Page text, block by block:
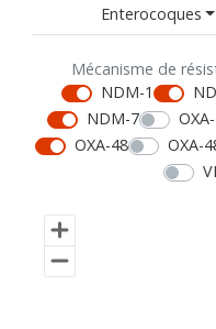
Enterocoques
Mécanisme de
NDM-1
NDM-7
OXA-48
OXA-